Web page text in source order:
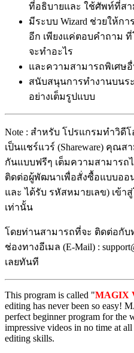
ที่อธิบายและ ใช้ศัพท์ที่สา
มีระบบ Wizard ช่วยให้ก
อีก เพียงแค่ตอบคำถาม
จะทำอะไร
และความสามารถพิเศษ
สนับสนุนการทำงานบนร
อย่างเต็มรูปแบบ
Note : สำหรับ โปรแกรมทำวิดี
เป็นแชร์แวร์ (Shareware) คุณ
กันแบบฟรีๆ เต็มความสามารถ
ติดต่อผู้พัฒนาเพื่อสั่งซื้อแบบออ
และ ได้รับ รหัสหมายเลข) เข้า
เท่านั้น
โดยท่านสามารถที่จะ ติดต่อกั
ช่องทางอีเมล (E-Mail) :
เลยทันที
This program is called "MAGIX
editing has never been so easy!
perfect beginner program for the
impressive videos in no time at
editing skills.